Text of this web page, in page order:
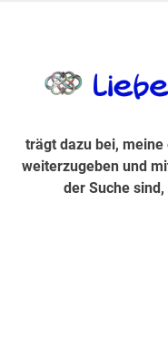
Suche
trägt dazu bei,
weiterzugeben und
der Suche